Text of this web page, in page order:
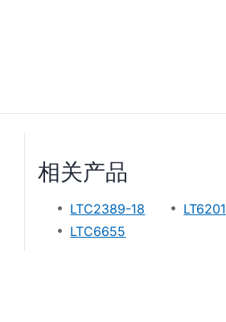
相关产品
LTC2389-18
LTC6655
LT6201